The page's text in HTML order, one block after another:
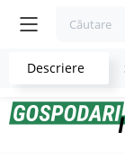
Descriere